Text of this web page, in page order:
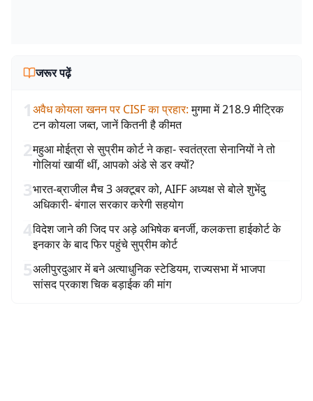
जरूर पढ़ें
1अवैध कोयला खनन पर CISF का प्रहार: मुगमा में 218.9 मीट्रिक
टन कोयला जब्त, जानें कितनी है कीमत
2महुआ मोईत्रा से सुप्रीम कोर्ट ने कहा- स्वतंत्रता सेनानियों ने तो
गोलियां खायीं थीं, आपको अंडे से डर क्यों?
3भारत-ब्राजील मैच 3 अक्टूबर को, AIFF अध्यक्ष से बोले शुभेंदु
अधिकारी- बंगाल सरकार करेगी सहयोग
4विदेश जाने की जिद पर अड़े अभिषेक बनर्जी, कलकत्ता हाईकोर्ट के
इनकार के बाद फिर पहुंचे सुप्रीम कोर्ट
5अलीपुरदुआर में बने अत्याधुनिक स्टेडियम, राज्यसभा में भाजपा
सांसद प्रकाश चिक बड़ाईक की मांग